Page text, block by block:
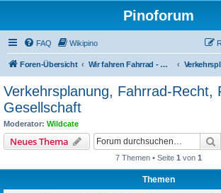
Pinoforum
FAQ Wikipino
Foren-Übersicht Wir fahren Fahrrad - Allgemeines zum Thema Radeln
Verkehrsplanung, Fahrrad-Recht,
Gesellschaft
Moderator: Wildcate
Neues Thema
7 Themen • Seite 1 von 1
Themen